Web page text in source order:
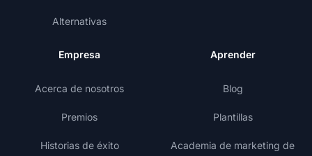
Alternativas
Empresa
Acerca de nosotros
Premios
Historias de éxito
Aprender
Blog
Plantillas
Academia de marketing de